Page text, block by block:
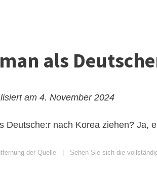
als
am 4. November 2024
Deutsche:r nach Korea ziehen? Ja,
der Quelle Sehen Sie sich die